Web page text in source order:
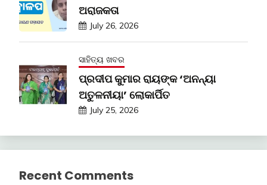
ଅରାଜକତା
July 26, 2026
ସାହିତ୍ୟ ଖବର
ପ୍ରଦୀପ କୁମାର ରାୟଙ୍କ ‘ଅନନ୍ୟା
ଅତୁଳନୀୟା’ ଲୋକାର୍ପିତ
July 25, 2026
Recent Comments